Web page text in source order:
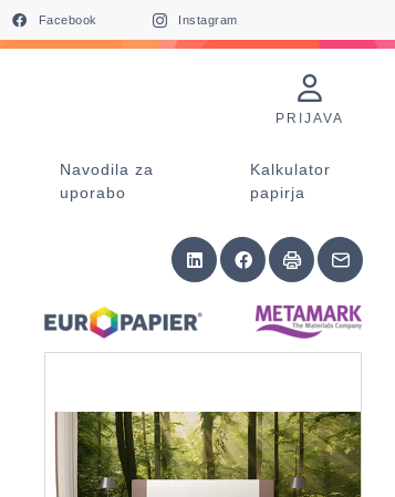
Facebook Instagram
PRIJAVA
Navodila za
uporabo
Kalkulator
papirja